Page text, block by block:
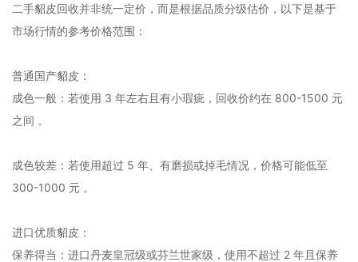
二手貂皮回收并非统一定价，而是根据品质分级估价，以下是基于
市场行情的参考价格范围：
‌普通国产貂皮‌：
‌成色一般‌：若使用 3 年左右且有小瑕疵，回收价约在 ‌800-1500 元‌
之间 。‌‌
‌成色较差‌：若使用超过 5 年、有磨损或掉毛情况，价格可能低至
‌300-1000 元‌ 。‌‌
‌进口优质貂皮‌：
‌保养得当‌：进口丹麦皇冠级或芬兰世家级，使用不超过 2 年且保养